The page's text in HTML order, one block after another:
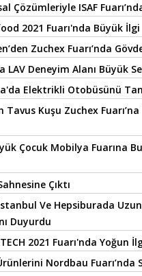
Çözümleriyle ISAF
2021 Fuarı'nda Büyük İlgi
Zuchex Fuarı’nda
LAV Deneyim Alanı Büyük
Elektrikli Otobüsünü
Tavus Kuşu Zuchex
Çocuk Mobilya Fuarına
Çıktı
Ve Hepsiburada
Duyurdu
2021 Fuarı'nda Yoğun
Nordbau Fuarı’nda